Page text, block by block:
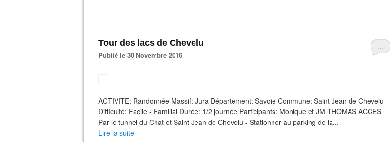
…
Tour des lacs de Chevelu
Publié le 30 Novembre 2016
ACTIVITE: Randonnée Massif: Jura Département: Savoie Commune: Saint Jean de Chevelu
Difficulté: Facile - Familial Durée: 1/2 journée Participants: Monique et JM THOMAS ACCES
Par le tunnel du Chat et Saint Jean de Chevelu - Stationner au parking de la...
Lire la suite